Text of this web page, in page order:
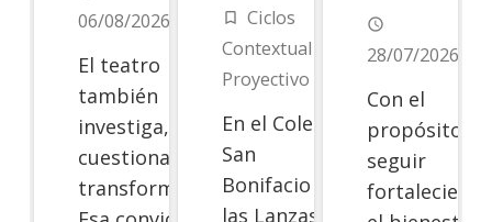
06/08/2026
El teatro
también
investiga,
cuestiona y
transforma.
turned_in_not
Ciclos
Contextual y
Proyectivo
En el Colegio
San
Bonifacio de
las Lanzas
access_time
28/07/2026
Con el
propósito de
seguir